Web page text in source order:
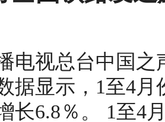
电视总台中国
据显示，1至4月
长6.8％。 1至4